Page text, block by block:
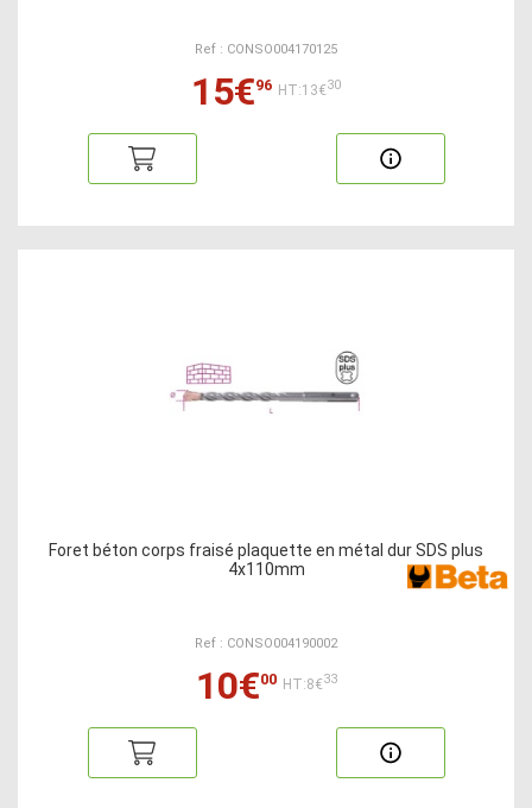
Ref : CONSO004170125
15€96 HT:13€30
Foret béton corps fraisé plaquette en métal dur SDS plus
4x110mm
Ref : CONSO004190002
10€00 HT:8€33